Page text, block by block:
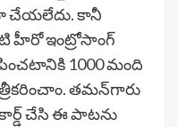
చేయ‌లేదు. కానీ
హీరో ఇంట్రోసాంగ్
1000 మంది
త‌మ‌న్‌గారు
చేసి ఈ పాట‌ను